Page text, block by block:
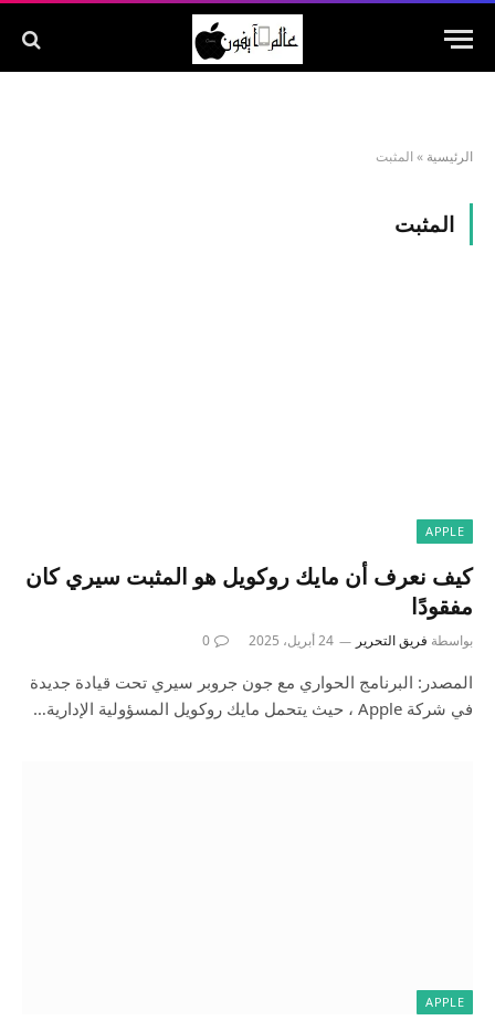
الرئيسية » المثبت
المثبت
APPLE
كيف نعرف أن مايك روكويل هو المثبت سيري كان
مفقودًا
بواسطة فريق التحرير 24 أبريل، 2025 0
المصدر: البرنامج الحواري مع جون جروبر سيري تحت قيادة جديدة
في شركة Apple ، حيث يتحمل مايك روكويل المسؤولية الإدارية…
APPLE